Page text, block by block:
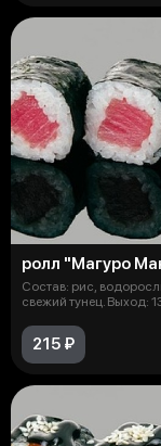
ролл "Магуро
Состав: рис,
свежий тунец.
215 ₽